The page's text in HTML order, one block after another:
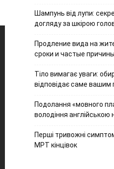
Шампунь від лупи:
догляду за шкірою
Продление вида на
сроки и частые
Тіло вимагає уваги:
відповідає саме вашим
Подолання «мовного
володіння англійською
Перші тривожні
МРТ кінцівок